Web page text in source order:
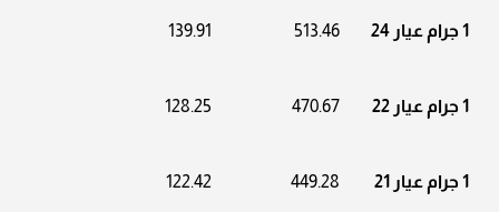
1 جرام عيار 24 513.46
139.91
1 جرام عيار 22 470.67
128.25
1 جرام عيار 21 449.28
122.42